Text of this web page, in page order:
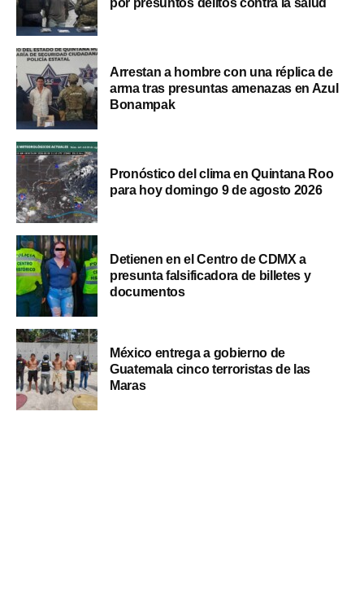
por presuntos delitos contra la salud
Arrestan a hombre con una réplica de
arma tras presuntas amenazas en Azul
Bonampak
Pronóstico del clima en Quintana Roo
para hoy domingo 9 de agosto 2026
Detienen en el Centro de CDMX a
presunta falsificadora de billetes y
documentos
México entrega a gobierno de
Guatemala cinco terroristas de las
Maras